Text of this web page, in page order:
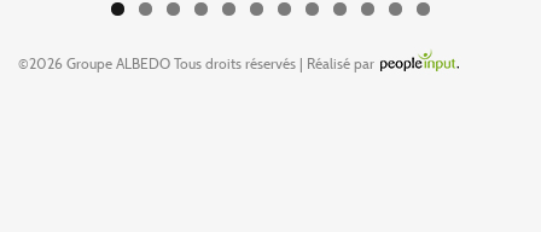
©2026 Groupe ALBEDO Tous droits réservés | Réalisé par